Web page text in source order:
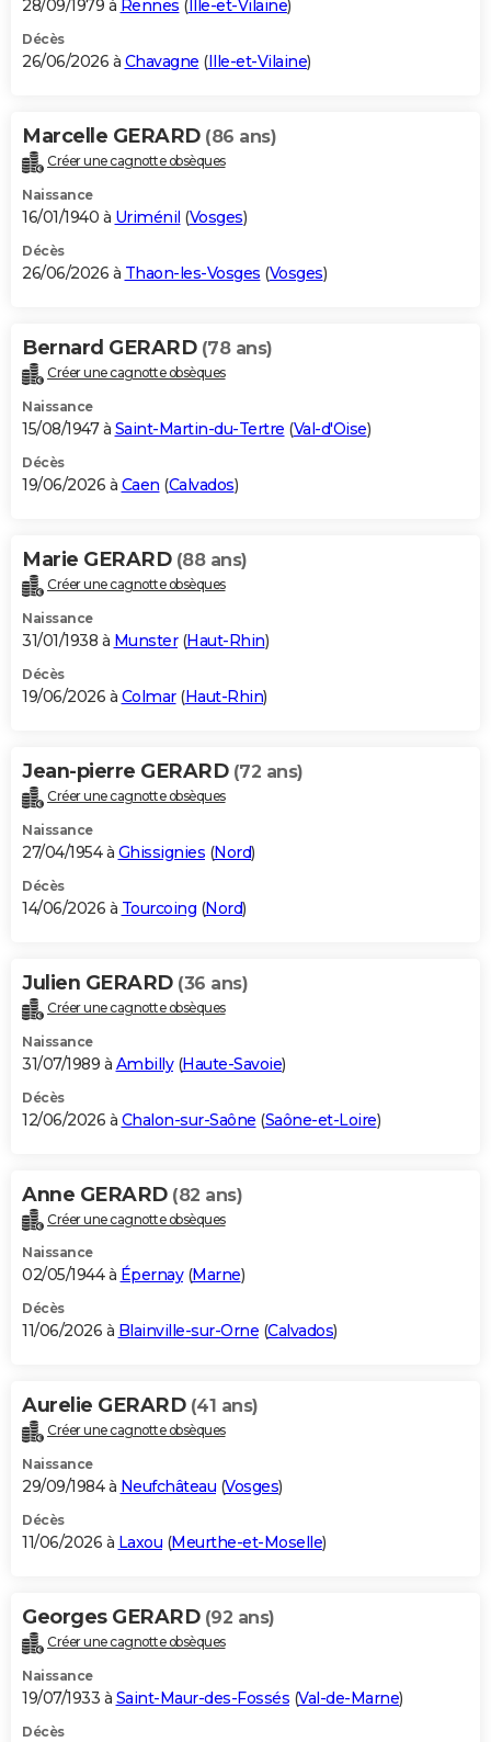
28/09/1979 à Rennes ( Ille-et-Vilaine)
Décès
26/06/2026 à Chavagne (Ille-et-Vilaine)
Marcelle GERARD (86 ans)
Créer une cagnotte obsèques
Naissance
16/01/1940 à Uriménil (Vosges)
Décès
26/06/2026 à Thaon-les-Vosges (Vosges)
Bernard GERARD (78 ans)
Créer une cagnotte obsèques
Naissance
15/08/1947 à Saint-Martin-du-Tertre (Val-d'Oise)
Décès
19/06/2026 à Caen (Calvados)
Marie GERARD (88 ans)
Créer une cagnotte obsèques
Naissance
31/01/1938 à Munster(Haut-Rhin)
Décès
19/06/2026 à Colmar(Haut-Rhin)
Jean-pierre GERARD (72 ans)
Créer une cagnotte obsèques
Naissance
27/04/1954 à Ghissignies (Nord)
Décès
14/06/2026 à Tourcoing (Nord)
Julien GERARD (36 ans)
Créer une cagnotte obsèques
Naissance
31/07/1989 à Ambilly(Haute-Savoie)
Décès
12/06/2026 à Chalon-sur-Saône (Saône-et-Loire)
Anne GERARD (82 ans)
Créer une cagnotte obsèques
Naissance
02/05/1944 à Épernay(Marne)
Décès
11/06/2026 à Blainville-sur-Orne (Calvados)
Aurelie GERARD (41 ans)
Créer une cagnotte obsèques
Naissance
29/09/1984 à Neufchâteau (Vosges)
Décès
11/06/2026 à Laxou (Meurthe-et-Moselle)
Georges GERARD (92 ans)
Créer une cagnotte obsèques
Naissance
19/07/1933 à Saint-Maur-des-Fossés (Val-de-Marne)
Décès